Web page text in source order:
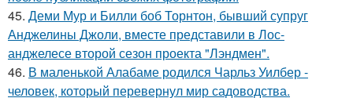
45. Деми Мур и Билли боб Торнтон, бывший супруг
Анджелины Джоли, вместе представили в Лос-
анджелесе второй сезон проекта "Лэндмен".
46. В маленькой Алабаме родился Чарльз Уилбер -
человек, который перевернул мир садоводства.